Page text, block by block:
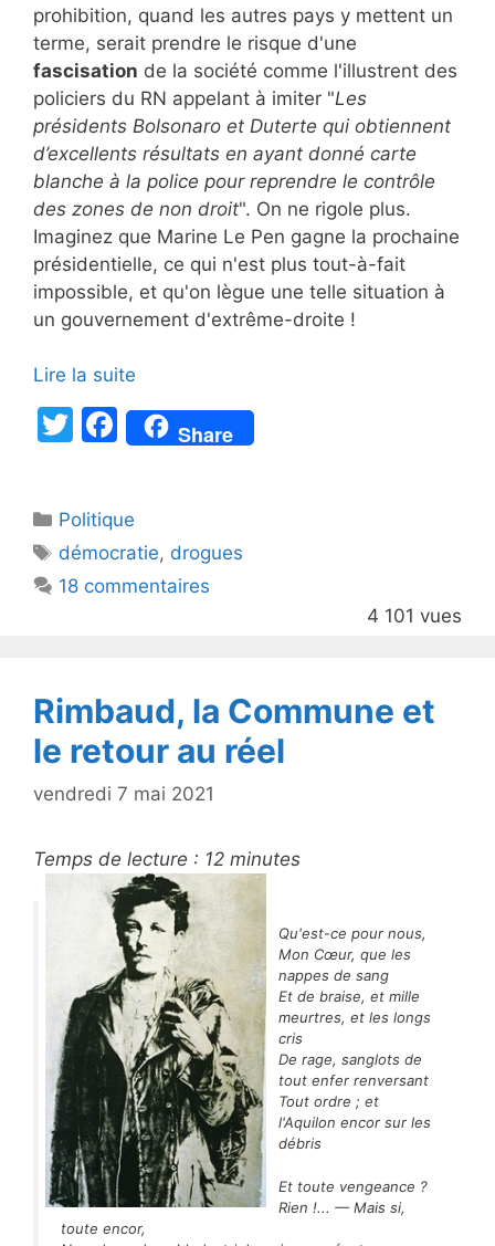
prohibition, quand les autres pays y mettent un
terme, serait prendre le risque d'une
fascisation de la société comme l'illustrent des
policiers du RN appelant à imiter "Les
présidents Bolsonaro et Duterte qui obtiennent
d’excellents résultats en ayant donné carte
blanche à la police pour reprendre le contrôle
des zones de non droit". On ne rigole plus.
Imaginez que Marine Le Pen gagne la prochaine
présidentielle, ce qui n'est plus tout-à-fait
impossible, et qu'on lègue une telle situation à
un gouvernement d'extrême-droite !
Lire la suite
T
er
F
a
e
b
o
Share
Catégories
Politique
Étiquettes
démocratie, drogues
18 commentaires
4 101 vues
Rimbaud, la Commune et
le retour au réel
vendredi 7 mai 2021
Temps de lecture : 12 minutes
Qu'est-ce pour nous,
Mon Cœur, que les
nappes de sang
Et de braise, et mille
meurtres, et les longs
cris
De rage, sanglots de
tout enfer renversant
Tout ordre ; et
l'Aquilon encor sur les
débris
Et toute vengeance ?
Rien !... — Mais si,
toute encor,